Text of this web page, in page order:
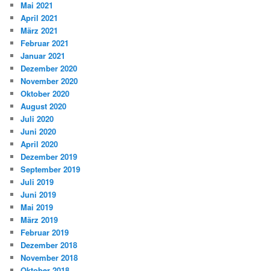
Mai 2021
April 2021
März 2021
Februar 2021
Januar 2021
Dezember 2020
November 2020
Oktober 2020
August 2020
Juli 2020
Juni 2020
April 2020
Dezember 2019
September 2019
Juli 2019
Juni 2019
Mai 2019
März 2019
Februar 2019
Dezember 2018
November 2018